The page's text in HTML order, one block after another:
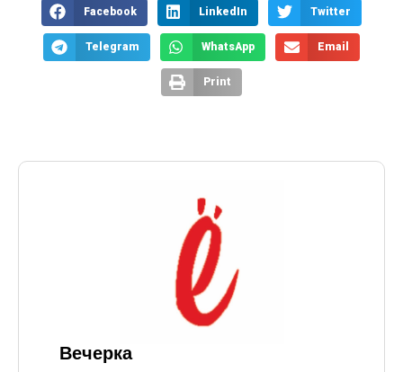
Facebook LinkedIn Twitter
Telegram WhatsApp Email
Print
Вечерка